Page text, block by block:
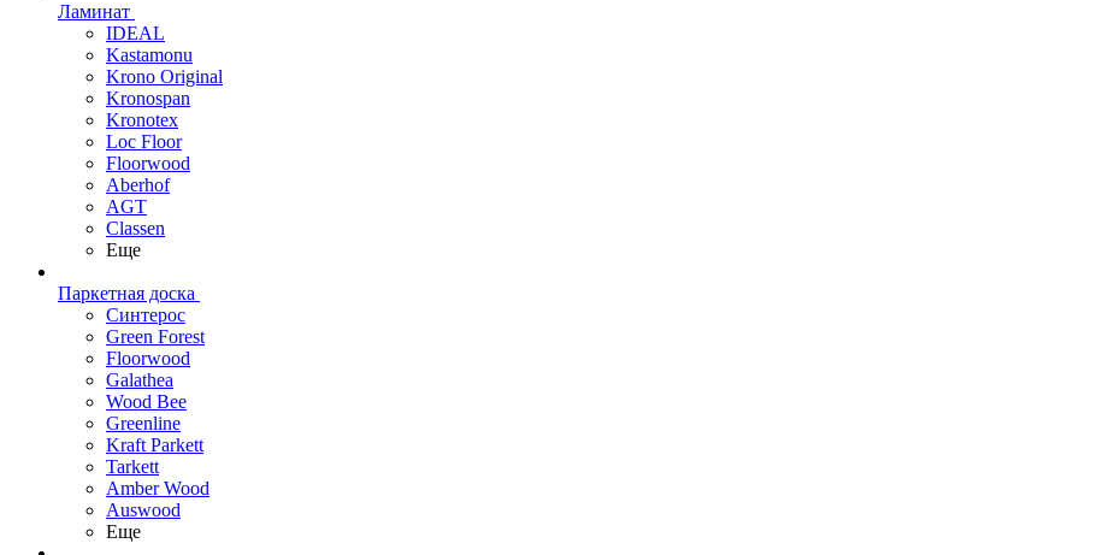
Ламинат
IDEAL
Kastamonu
Krono Original
Kronospan
Kronotex
Loc Floor
Floorwood
Aberhof
AGT
Classen
Еще
Паркетная доска
Синтерос
Green Forest
Floorwood
Galathea
Wood Bee
Greenline
Kraft Parkett
Tarkett
Amber Wood
Auswood
Еще